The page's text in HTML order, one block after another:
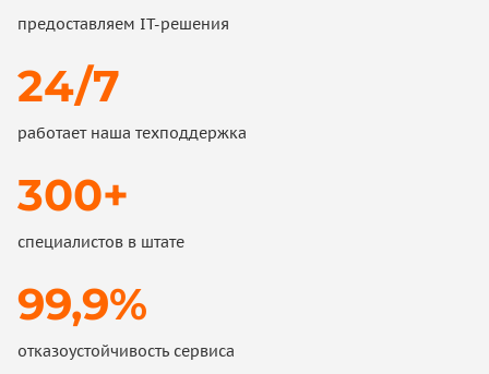
предоставляем IT-решения
24/7
работает наша техподдержка
300+
специалистов в штате
99,9%
отказоустойчивость сервиса